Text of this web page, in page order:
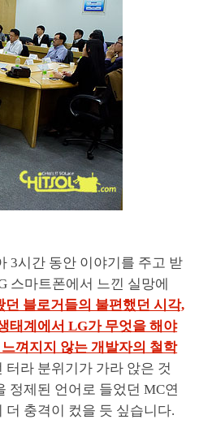
3시간 동안 이야기를 주고 받
스마트폰에서 느낀 실망에
블로거들의 불편했던 시각,
태계에서 LG가 무엇을 해야
껴지지 않는 개발자의 철학
라 분위기가 가라 앉은 것
정제된 언어로 들었던 MC연
충격이 컸을 듯 싶습니다.